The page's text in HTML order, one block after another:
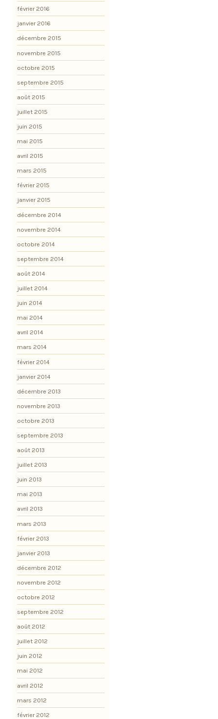
février 2016
janvier 2016
décembre 2015
novembre 2015
octobre 2015
septembre 2015
août 2015
juillet 2015
juin 2015
mai 2015
avril 2015
mars 2015
février 2015
janvier 2015
décembre 2014
novembre 2014
octobre 2014
septembre 2014
août 2014
juillet 2014
juin 2014
mai 2014
avril 2014
mars 2014
février 2014
janvier 2014
décembre 2013
novembre 2013
octobre 2013
septembre 2013
août 2013
juillet 2013
juin 2013
mai 2013
avril 2013
mars 2013
février 2013
janvier 2013
décembre 2012
novembre 2012
octobre 2012
septembre 2012
août 2012
juillet 2012
juin 2012
mai 2012
avril 2012
mars 2012
février 2012